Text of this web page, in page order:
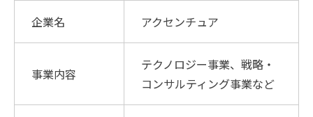
企業名 アクセンチュア
事業内容
テクノロジー事業、戦略・
コンサルティング事業など